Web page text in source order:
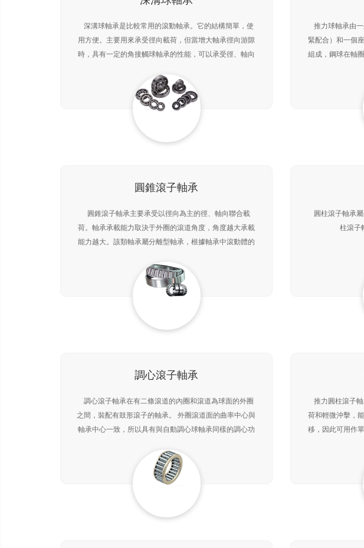
深溝球軸承是比較常用的滾動軸承。它的結構簡單，使
用方便。主要用來承受徑向載荷，但當增大軸承徑向游隙
時，具有一定的角接觸球軸承的性能，可以承受徑、軸向
來
推力球軸承由
緊配合）和一個
組成，鋼球在軸
圓錐滾子軸承
圓錐滾子軸承主要承受以徑向為主的徑、軸向聯合載
荷。軸承承載能力取決于外圈的滾道角度，角度越大承載
能力越大。該類軸承屬分離型軸承，根據軸承中滾動體的
軸承
圓柱滾子軸承
柱滾子
調心滾子軸承
調心滾子軸承在有二條滾道的內圈和滾道為球面的外圈
之間，裝配有鼓形滾子的軸承。 外圈滾道面的曲率中心與
軸承中心一致，所以具有與自動調心球軸承同樣的調心功
推力圓柱滾子
荷和輕微沖擊，
移，因此可用作